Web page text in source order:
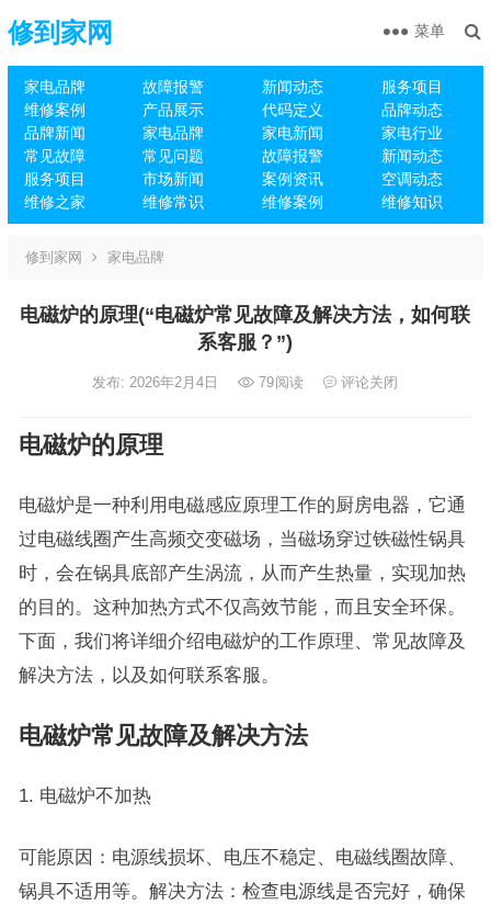
修到家网
家电品牌 故障报警 新闻动态
服务项目
维修案例
产品展示 代码定义
品牌动态
品牌新闻
家电品牌 家电新闻
家电行业
常见故障
常见问题 故障报警
新闻动态
服务项目
市场新闻 案例资讯
空调动态
维修之家
维修常识 维修案例 维修知识
菜单
修到家网 家电品牌
电磁炉的原理(“电磁炉常见故障及解决方法，如何联
系客服？”)
发布: 2026年2月4日 79阅读 评论关闭
电磁炉的原理
电磁炉是一种利用电磁感应原理工作的厨房电器，它通
过电磁线圈产生高频交变磁场，当磁场穿过铁磁性锅具
时，会在锅具底部产生涡流，从而产生热量，实现加热
的目的。这种加热方式不仅高效节能，而且安全环保。
下面，我们将详细介绍电磁炉的工作原理、常见故障及
解决方法，以及如何联系客服。
电磁炉常见故障及解决方法
1. 电磁炉不加热
可能原因：电源线损坏、电压不稳定、电磁线圈故障、
锅具不适用等。解决方法：检查电源线是否完好，确保